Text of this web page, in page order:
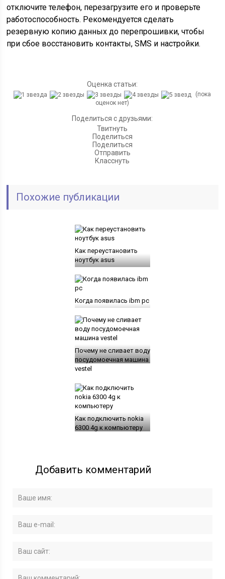
отключите телефон, перезагрузите его и проверьте
работоспособность. Рекомендуется сделать
резервную копию данных до перепрошивки, чтобы
при сбое восстановить контакты, SMS и настройки.
Оценка статьи:
(пока
оценок нет)
Поделиться с друзьями:
Твитнуть
Поделиться
Поделиться
Отправить
Класснуть
Похожие публикации
Как переустановить
ноутбук asus
Когда появилась ibm pc
Почему не сливает воду
посудомоечная машина
vestel
Как подключить nokia
6300 4g к компьютеру
Добавить комментарий